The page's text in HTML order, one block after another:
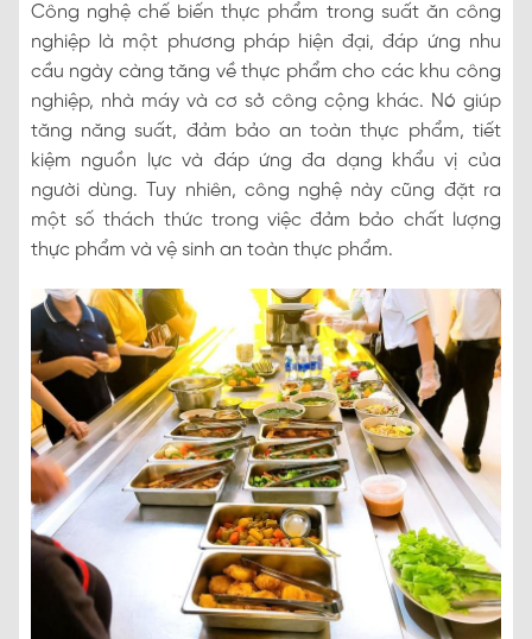
Công nghệ chế biến thực phẩm trong suất ăn công
nghiệp là một phương pháp hiện đại, đáp ứng nhu
cầu ngày càng tăng về thực phẩm cho các khu công
nghiệp, nhà máy và cơ sở công cộng khác. Nó giúp
tăng năng suất, đảm bảo an toàn thực phẩm, tiết
kiệm nguồn lực và đáp ứng đa dạng khẩu vị của
người dùng. Tuy nhiên, công nghệ này cũng đặt ra
một số thách thức trong việc đảm bảo chất lượng
thực phẩm và vệ sinh an toàn thực phẩm.